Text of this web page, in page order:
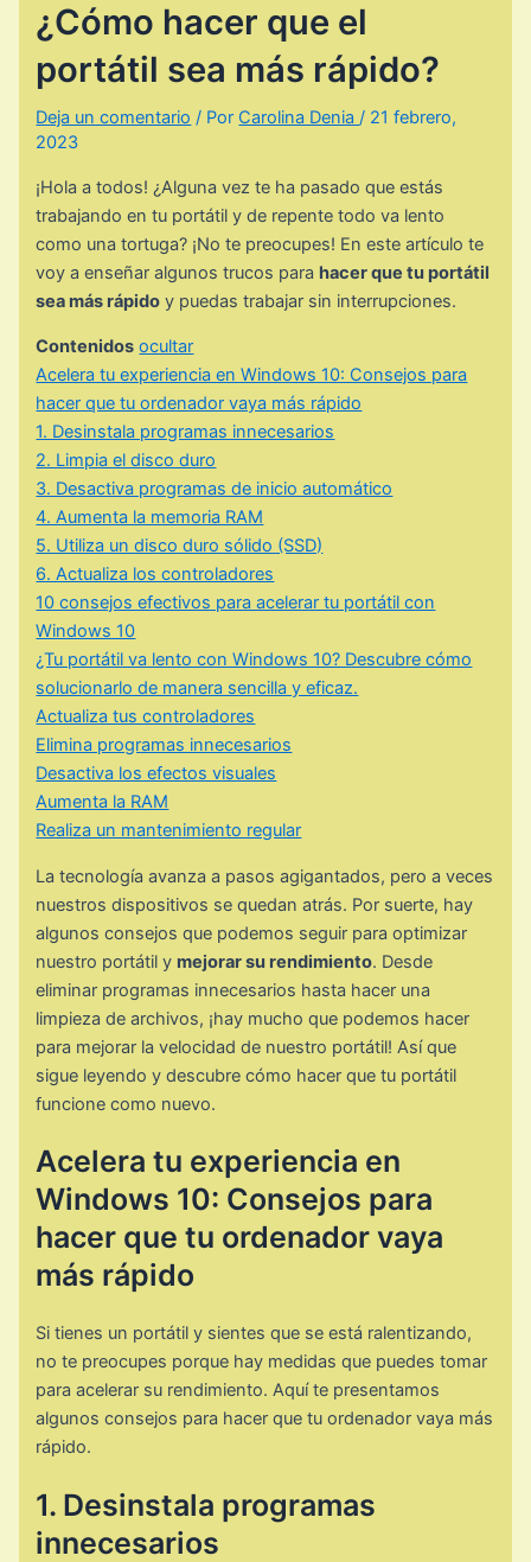
¿Cómo hacer que el
portátil sea más rápido?
Deja un comentario / Por Carolina Denia/ 21 febrero,
2023
¡Hola a todos! ¿Alguna vez te ha pasado que estás
trabajando en tu portátil y de repente todo va lento
como una tortuga? ¡No te preocupes! En este artículo te
voy a enseñar algunos trucos para hacer que tu portátil
sea más rápido y puedas trabajar sin interrupciones.
Contenidos ocultar
Acelera tu experiencia en Windows 10: Consejos para
hacer que tu ordenador vaya más rápido
1. Desinstala programas innecesarios
2. Limpia el disco duro
3. Desactiva programas de inicio automático
4. Aumenta la memoria RAM
5. Utiliza un disco duro sólido (SSD)
6. Actualiza los controladores
10 consejos efectivos para acelerar tu portátil con
Windows 10
¿Tu portátil va lento con Windows 10? Descubre cómo
solucionarlo de manera sencilla y eficaz.
Actualiza tus controladores
Elimina programas innecesarios
Desactiva los efectos visuales
Aumenta la RAM
Realiza un mantenimiento regular
La tecnología avanza a pasos agigantados, pero a veces
nuestros dispositivos se quedan atrás. Por suerte, hay
algunos consejos que podemos seguir para optimizar
nuestro portátil y mejorar su rendimiento. Desde
eliminar programas innecesarios hasta hacer una
limpieza de archivos, ¡hay mucho que podemos hacer
para mejorar la velocidad de nuestro portátil! Así que
sigue leyendo y descubre cómo hacer que tu portátil
funcione como nuevo.
Acelera tu experiencia en
Windows 10: Consejos para
hacer que tu ordenador vaya
más rápido
Si tienes un portátil y sientes que se está ralentizando,
no te preocupes porque hay medidas que puedes tomar
para acelerar su rendimiento. Aquí te presentamos
algunos consejos para hacer que tu ordenador vaya más
rápido.
1. Desinstala programas
innecesarios